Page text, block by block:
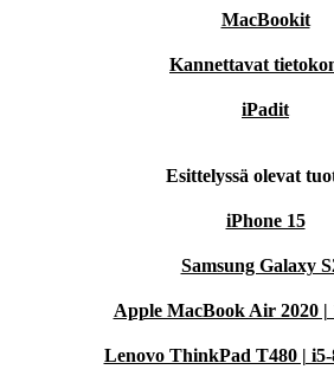
MacBookit
Kannettavat
iPadit
Esittelyssä olevat
iPhone 15
Samsung Galaxy
Apple MacBook Air 2020 |
Lenovo ThinkPad T480 |